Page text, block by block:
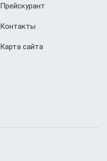
Прейскурант
Контакты
Карта сайта